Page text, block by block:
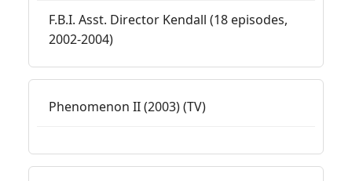
F.B.I. Asst. Director Kendall (18 episodes,
2002-2004)
Phenomenon II (2003) (TV)